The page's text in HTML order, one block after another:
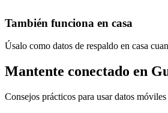
También funciona en casa
Úsalo como datos de respaldo en casa
Mantente conectado en
Consejos prácticos para usar datos